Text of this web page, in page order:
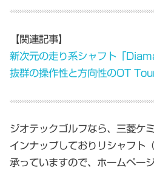
【関連記事】
新次元の走り系シャフト「
抜群の操作性と方向性のOT
ジオテックゴルフなら、三菱ケ
インナップしておりリシャフト
承っていますので、ホームペー